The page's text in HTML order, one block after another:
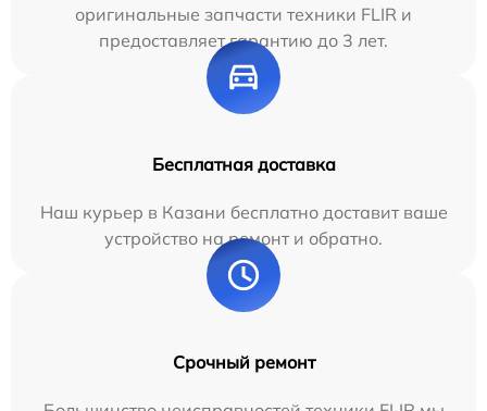
оригинальные запчасти техники FLIR и
предоставляет гарантию до 3 лет.
Бесплатная доставка
Наш курьер в Казани бесплатно доставит ваше
устройство на ремонт и обратно.
Срочный ремонт